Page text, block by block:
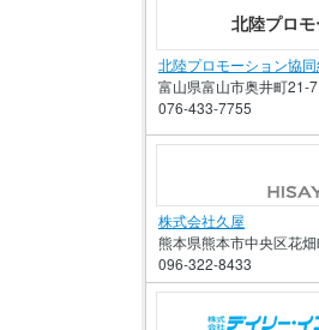
北陸プロ
北陸プロモーション協
富山県富山市奥井町21-7
076-433-7755
株式会社久屋
熊本県熊本市中央区花
096-322-8433